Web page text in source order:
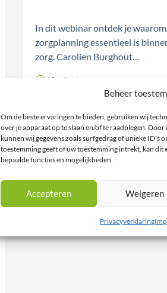
Beheer
Om de beste ervaringen te bieden, gebruiken wij
over je apparaat op te slaan en/of te raadplegen.
kunnen wij gegevens zoals surfgedrag of unieke ID's
toestemming geeft of uw toestemming intrekt, kan dit
bepaalde functies en mogelijkheden.
Accepteren Weigeren
Privacyverklaring
In dit webinar ontdek je
zorgplanning essentieel is
zorg. Carolien Burghout…
40 minuten